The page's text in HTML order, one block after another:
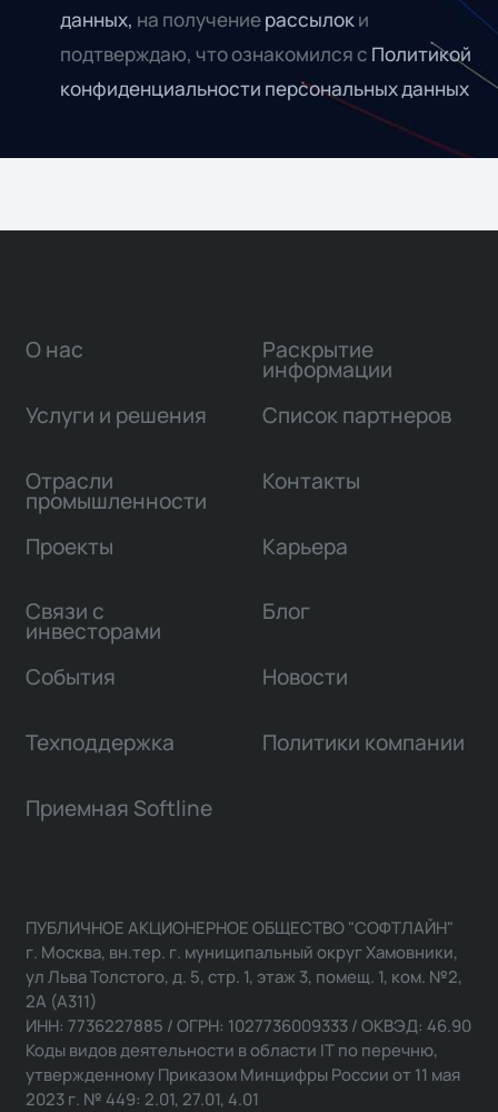
данных, на получениерассылоки
подтверждаю, что ознакомился с Политикой
конфиденциальности персональных данных
О нас
Услуги и решения
Отрасли
промышленности
Проекты
Связи с
инвесторами
Раскрытие
информации
Список партнеров
Контакты
Карьера
Блог
События Новости
Техподдержка Политики компании
Приемная Softline
ПУБЛИЧНОЕ АКЦИОНЕРНОЕ ОБЩЕСТВО "СОФТЛАЙН"
г. Москва, вн.тер. г. муниципальный округ Хамовники,
ул Льва Толстого, д. 5, стр. 1, этаж 3, помещ. 1, ком. №2,
2А (А311)
ИНН: 7736227885 / ОГРН: 1027736009333 / ОКВЭД: 46.90
Коды видов деятельности в области IT по перечню,
утвержденному Приказом Минцифры России от 11 мая
2023 г. № 449: 2.01, 27.01, 4.01